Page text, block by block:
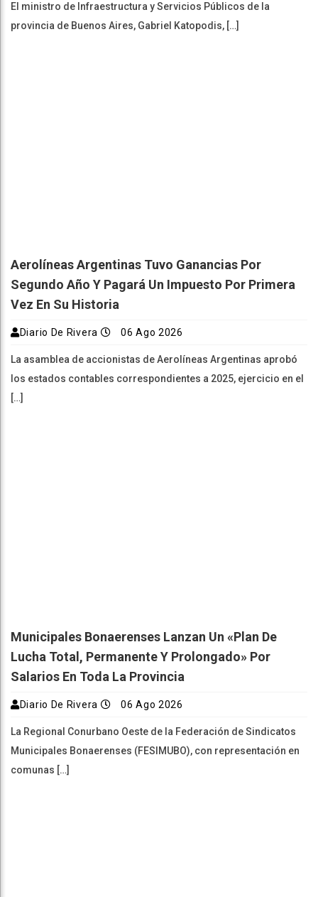
El ministro de Infraestructura y Servicios Públicos de la
provincia de Buenos Aires, Gabriel Katopodis, […]
Aerolíneas Argentinas Tuvo Ganancias Por
Segundo Año Y Pagará Un Impuesto Por Primera
Vez En Su Historia
Diario De Rivera 06 Ago 2026
La asamblea de accionistas de Aerolíneas Argentinas aprobó
los estados contables correspondientes a 2025, ejercicio en el
[…]
Municipales Bonaerenses Lanzan Un «plan De
Lucha Total, Permanente Y Prolongado» Por
Salarios En Toda La Provincia
Diario De Rivera 06 Ago 2026
La Regional Conurbano Oeste de la Federación de Sindicatos
Municipales Bonaerenses (FESIMUBO), con representación en
comunas […]